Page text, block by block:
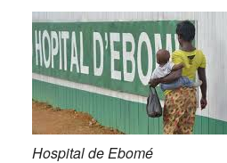
Hospital de Ebomé